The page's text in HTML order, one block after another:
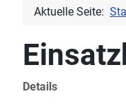
Aktuelle Seite:
Details